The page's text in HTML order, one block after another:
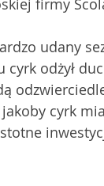
firmy
udany
cyrk odżył
cyrk